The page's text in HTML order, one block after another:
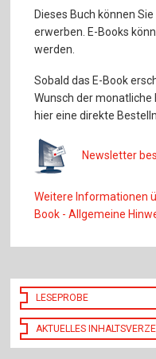
Dieses Buch können
erwerben. E-Books
werden.
Sobald das E-Book
Wunsch der
hier eine direkte
Newsletter
Weitere Informationen
Book - Allgemeine
LESEPROBE
AKTUELLES